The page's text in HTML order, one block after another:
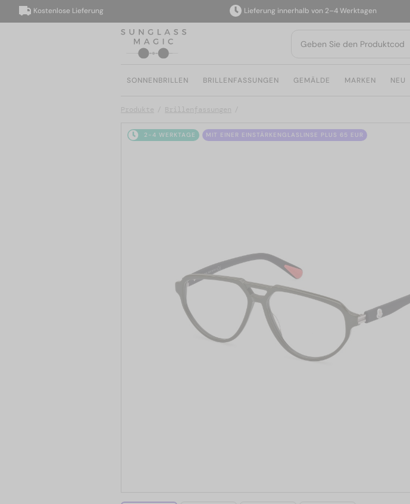
Kostenlose Lieferung Lieferung innerhalb von 2–4 Werktagen
SONNENBRILLEN BRILLENFASSUNGEN GEMÄLDE MARKEN NEU
Produkte Brillenfassungen
2-4 WERKTAGE MIT EINER EINSTÄRKENGLASLINSE PLUS 65 EUR